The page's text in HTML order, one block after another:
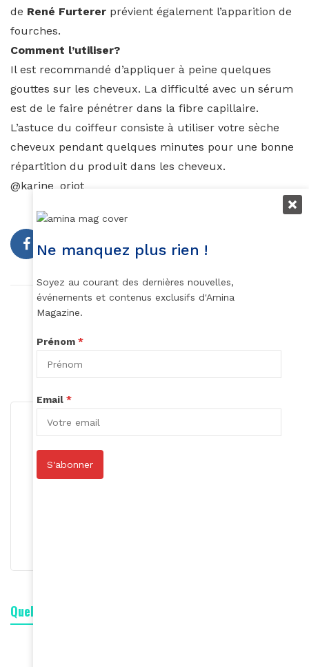
de René Furterer prévient également l’apparition de
fourches.
Comment l’utiliser?
Il est recommandé d’appliquer à peine quelques
gouttes sur les cheveux. La difficulté avec un sérum
est de le faire pénétrer dans la fibre capillaire.
L’astuce du coiffeur consiste à utiliser votre sèche
cheveux pendant quelques minutes pour une bonne
répartition du produit dans les cheveux.
@karine_oriot
Article suivant
Quelle est votre réaction ?
Ne manquez plus rien !
Soyez au courant des dernières nouvelles,
événements et contenus exclusifs d'Amina
Magazine.
Prénom *
Email *
S'abonner